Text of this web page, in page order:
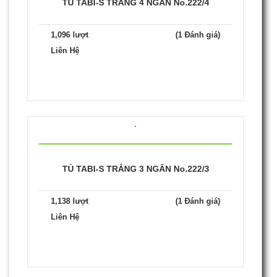
TỦ TABI-S TRẮNG 4 NGĂN No.222/4
1,096 lượt
(1 Đánh giá)
Liên Hệ
TỦ TABI-S TRẮNG 3 NGĂN No.222/3
1,138 lượt
(1 Đánh giá)
Liên Hệ